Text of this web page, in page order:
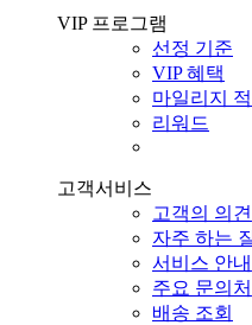
VIP 프로그램
선정 기준
VIP 혜택
마일리지
리워드
고객서비스
고객의 의견
자주 하는
서비스 안내
주요 문의처
배송 조회